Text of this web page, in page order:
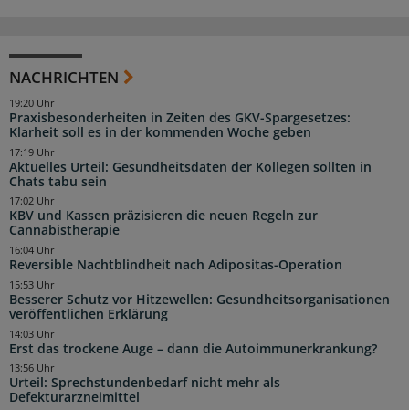
NACHRICHTEN
Praxisbesonderheiten in Zeiten des GKV-Spargesetzes:
Klarheit soll es in der kommenden Woche geben
19:20 Uhr
Aktuelles Urteil: Gesundheitsdaten der Kollegen sollten in
Chats tabu sein
17:19 Uhr
KBV und Kassen präzisieren die neuen Regeln zur
Cannabistherapie
17:02 Uhr
Reversible Nachtblindheit nach Adipositas-Operation
16:04 Uhr
Besserer Schutz vor Hitzewellen: Gesundheitsorganisationen
veröffentlichen Erklärung
15:53 Uhr
Erst das trockene Auge – dann die Autoimmunerkrankung?
14:03 Uhr
Urteil: Sprechstundenbedarf nicht mehr als
Defekturarzneimittel
13:56 Uhr